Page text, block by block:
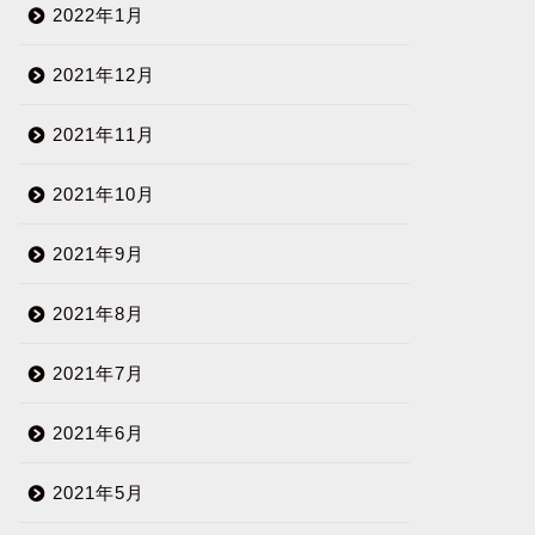
2022年1月
2021年12月
2021年11月
2021年10月
2021年9月
2021年8月
2021年7月
2021年6月
2021年5月